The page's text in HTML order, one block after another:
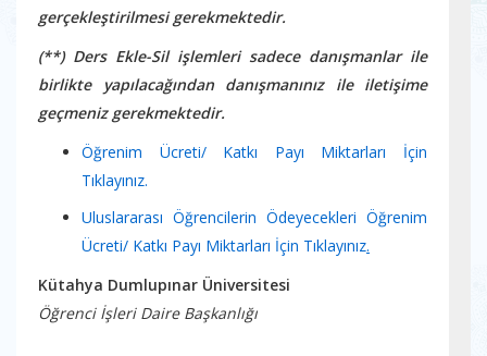
gerçekleştirilmesi gerekmektedir.
(**) Ders Ekle-Sil işlemleri sadece danışmanlar ile
birlikte yapılacağından danışmanınız ile iletişime
geçmeniz gerekmektedir.
Öğrenim Ücreti/ Katkı Payı Miktarları İçin
Tıklayınız.
Uluslararası Öğrencilerin Ödeyecekleri Öğrenim
Ücreti/ Katkı Payı Miktarları İçin Tıklayınız.
Kütahya Dumlupınar Üniversitesi
Öğrenci İşleri Daire Başkanlığı